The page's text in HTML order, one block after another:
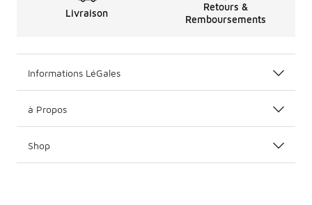
Livraison
Retours &
Remboursements
Informations LéGales
à Propos
Shop